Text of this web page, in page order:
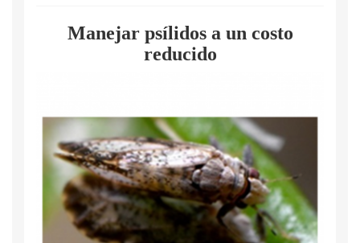
Manejar psílidos a un costo
reducido